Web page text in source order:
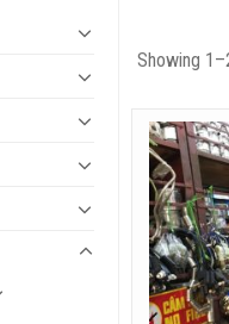
Showing